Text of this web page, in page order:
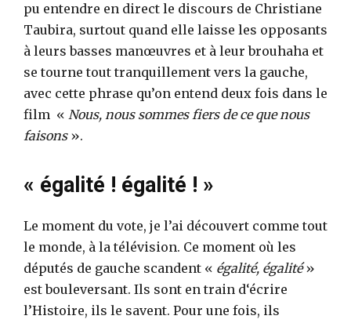
pu entendre en direct le discours de Christiane
Taubira, surtout quand elle laisse les opposants
à leurs basses manœuvres et à leur brouhaha et
se tourne tout tranquillement vers la gauche,
avec cette phrase qu’on entend deux fois dans le
film « Nous, nous sommes fiers de ce que nous
faisons».
« égalité ! égalité ! »
Le moment du vote, je l’ai découvert comme tout
le monde, à la télévision. Ce moment où les
députés de gauche scandent « égalité, égalité»
est bouleversant. Ils sont en train d‘écrire
l’Histoire, ils le savent. Pour une fois, ils